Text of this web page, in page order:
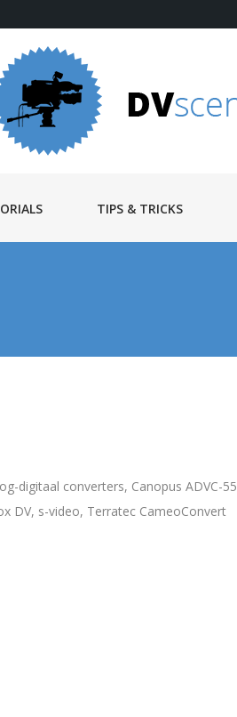
TIPS & TRICKS
digitaal converters, Canopus ADVC-55
DV, s-video, Terratec CameoConvert